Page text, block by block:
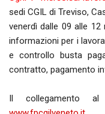
sedi CGIL di Treviso,
venerdì dalle 09 alle
informazioni per i
e controllo busta
contratto, pagamento
Il collegamento